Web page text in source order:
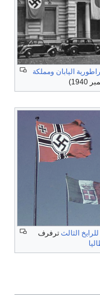
اليابان ومملكة
للرايخ الثالث ترفرف